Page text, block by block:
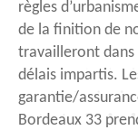
règles
de la finition de
travailleront dans
délais impartis.
garantie/
Bordeaux 33